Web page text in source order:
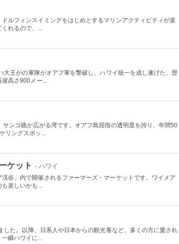
ルフィンスイミングをはじめとするマリンアクティビティが楽
くれるので、...
大王がの軍隊がオアフ軍を撃破し、ハワイ統一を成し遂げた、歴
崖高さ900メー...
ンゴ礁が広がる湾です。オアフ島屈指の透明度を誇り、年間50
リングスポッ...
ケット - ハワイ
谷」内で開催されるファーマーズ・マーケットです。ワイメア
楽しいかも...
した。以降、日系人や日本からの観光客など、多くの方に愛され
瞬ハワイに...